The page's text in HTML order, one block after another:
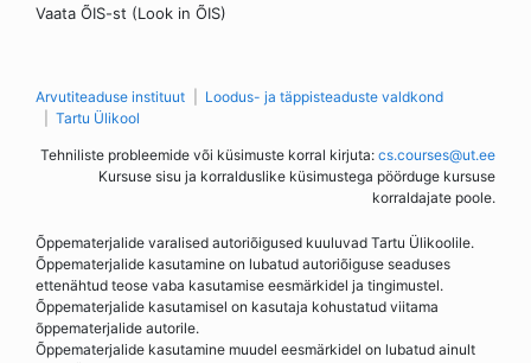
Vaata ÕIS-st (Look in ÕIS)
Arvutiteaduse instituut
Loodus- ja täppisteaduste valdkond
Tartu Ülikool
Tehniliste probleemide või küsimuste korral kirjuta: cs.courses@ut.ee
Kursuse sisu ja korralduslike küsimustega pöörduge kursuse
korraldajate poole.
Õppematerjalide varalised autoriõigused kuuluvad Tartu Ülikoolile.
Õppematerjalide kasutamine on lubatud autoriõiguse seaduses
ettenähtud teose vaba kasutamise eesmärkidel ja tingimustel.
Õppematerjalide kasutamisel on kasutaja kohustatud viitama
õppematerjalide autorile.
Õppematerjalide kasutamine muudel eesmärkidel on lubatud ainult